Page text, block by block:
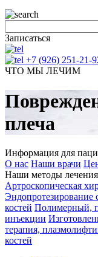
Записаться
+7 (926) 251-21-
ЧТО МЫ ЛЕЧИМ
плеча
Информация для
О нас Наши врачи
Наши методы лечения
Артроскопическая
Эндопротезирование
костей Полимерный,
инъекции
терапия,
костей